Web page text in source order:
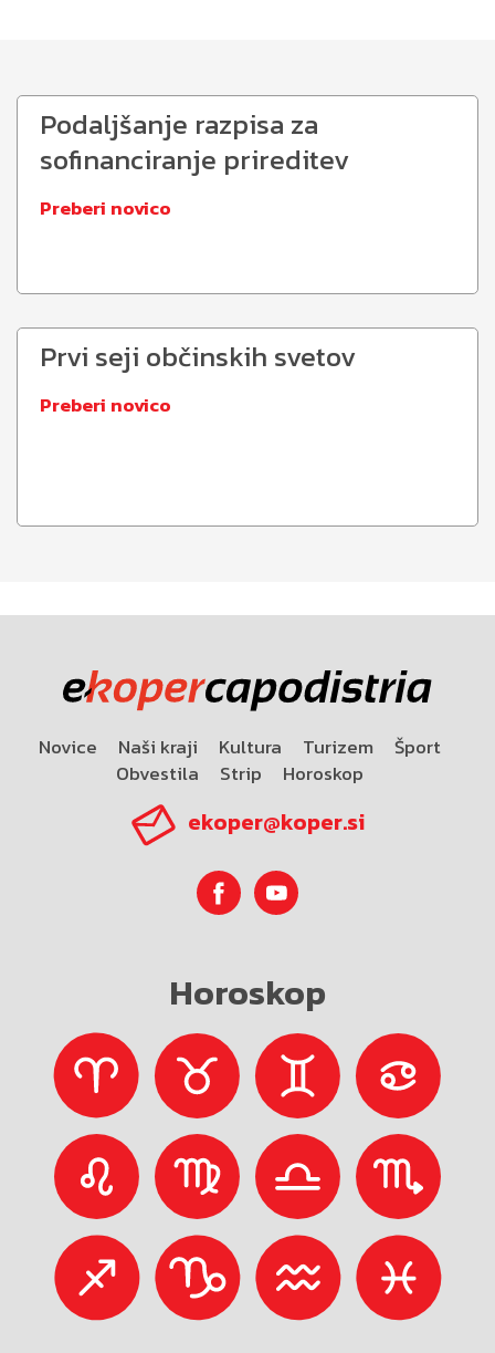
Podaljšanje razpisa za
sofinanciranje prireditev
Preberi novico
Prvi seji občinskih svetov
Preberi novico
Novice Naši kraji Kultura Turizem
Šport
Obvestila
Strip Horoskop
ekoper@koper.si
Horoskop